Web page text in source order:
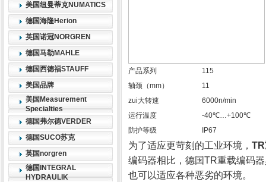
美国纽曼蒂克NUMATICS
德国海隆Herion
英国诺冠NORGREN
德国马勒MAHLE
德国西德福STAUFF
美国品牌
美国Measurement
Specialties
德国弗尔德VERDER
德国SUCO苏克
英国norgren
德国INTEGRAL
HYDRAULIK
产品系列
115
轴颈（mm）
11
zui大转速
6000n/min
运行温度
-40℃…+100℃
防护等级
IP67
为了适应更苛刻的工业环境，
编码器相比，德国TR重载编码
也可以适应各种恶劣的环境。